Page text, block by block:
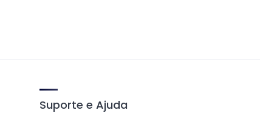
Suporte e Ajuda